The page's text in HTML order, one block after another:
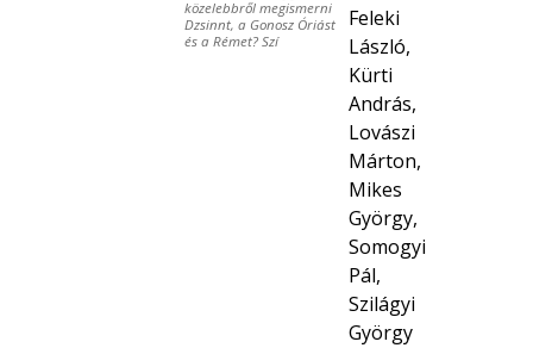
közelebbről megismerni
Dzsinnt, a Gonosz Óriást
és a Rémet? Szí
Feleki
László,
Kürti
András,
Lovászi
Márton,
Mikes
György,
Somogyi
Pál,
Szilágyi
György